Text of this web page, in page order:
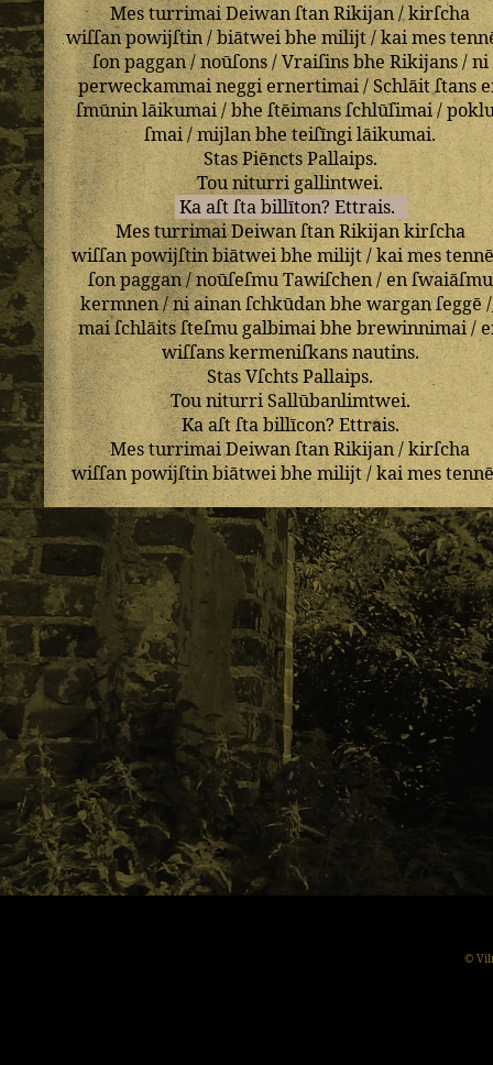
MesturrimaiDeiwan ſtan Rikijan/kirſcha
wiſſanpowijſtin/biātweibhemilijt/kaimes
ſonpaggan/noūſons/VraiſinsbheRikijans/ni
perweckammaineggiernertimai/Schlāitſtans
ſmūninlāikumai/bhe ſtēimansſchlūſimai/
ſmai/mijlanbheteiſīngilāikumai.
StasPiēnctsPallaips.
Touniturrigallintwei.
Ka aſt ſta billīton?Ettrais.
MesturrimaiDeiwanſtanRikijankirſcha
wiſſanpowijſtinbiātweibhemilijt/kaimes
ſonpaggan/noūſeſmuTawiſchen/enſwaiāſmu
kermnen/niainanſchkūdan bhewarganſeggē/
maiſchlāitsſteſmu galbimaibhebrewinnimai/
wiſſanskermeniſkansnautins.
StasVſchts Pallaips.
TouniturriSallūbanlimtwei.
Kaaſtſtabillīcon?Ettrais.
MesturrimaiDeiwanſtan Rikijan/kirſcha
wiſſanpowijſtinbiātweibhe milijt/kaimes
©